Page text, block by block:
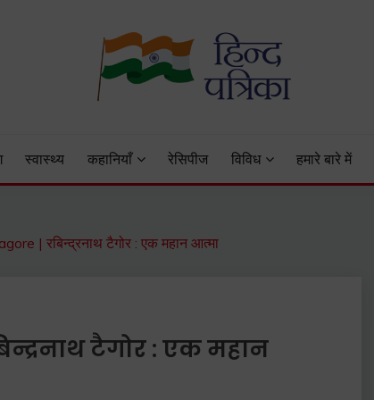
स्वास्थ्य कहानियाँ रेसिपीज विविध हमारे बारे में
| रबिन्द्रनाथ टैगोर : एक महान आत्मा
टैगोर : एक महान